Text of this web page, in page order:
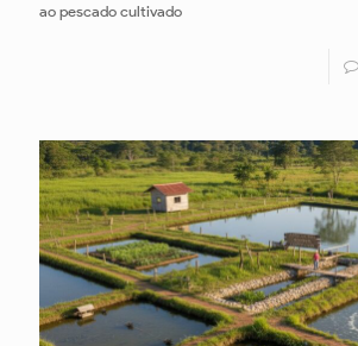
ao pescado cultivado